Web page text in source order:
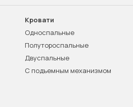
Кровати
Односпальные
Полутороспальные
Двуспальные
С подъемным механизмом